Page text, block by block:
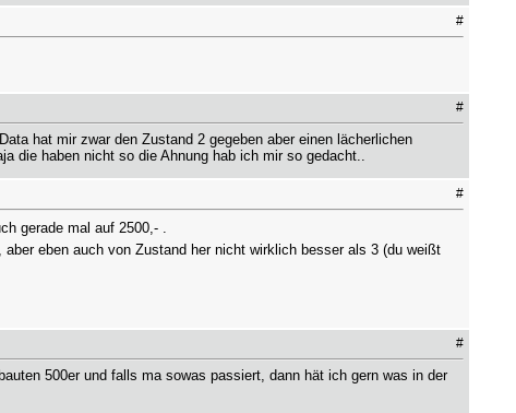
#
#
hat mir zwar den Zustand 2 gegeben aber einen lächerlichen
die haben nicht so die Ahnung hab ich mir so gedacht..
#
gerade mal auf 2500,- .
eben auch von Zustand her nicht wirklich besser als 3 (du weißt
#
500er und falls ma sowas passiert, dann hät ich gern was in der